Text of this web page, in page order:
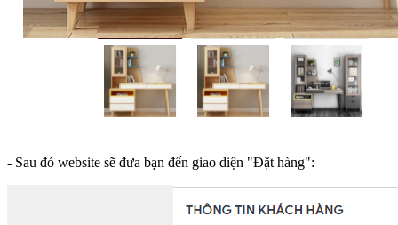
- Sau đó website sẽ đưa bạn đến giao diện "Đặt hàng":